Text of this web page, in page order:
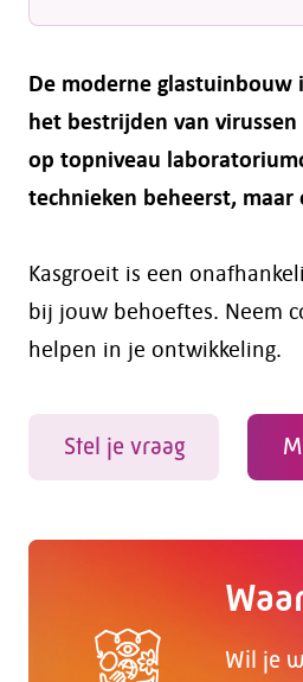
De moderne glastuinbouw
het bestrijden van
op topniveau
technieken beheerst,
Kasgroeit is een
bij jouw behoeftes. Neem
helpen in je ontwikkeling.
Stel je vraag
Wil je